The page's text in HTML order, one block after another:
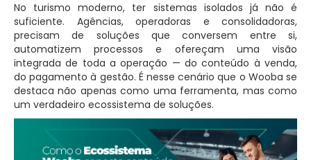
No turismo moderno, ter sistemas isolados já não é
suficiente. Agências, operadoras e consolidadoras,
precisam de soluções que conversem entre si,
automatizem processos e ofereçam uma visão
integrada de toda a operação — do conteúdo à venda,
do pagamento à gestão. É nesse cenário que o Wooba se
destaca não apenas como uma ferramenta, mas como
um verdadeiro ecossistema de soluções.